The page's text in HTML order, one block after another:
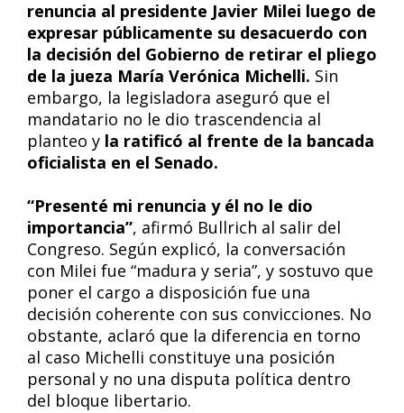
renuncia al presidente Javier Milei luego de
expresar públicamente su desacuerdo con
la decisión del Gobierno de retirar el pliego
de la jueza María Verónica Michelli. Sin
embargo, la legisladora aseguró que el
mandatario no le dio trascendencia al
planteo y la ratificó al frente de la bancada
oficialista en el Senado.
“Presenté mi renuncia y él no le dio
importancia”, afirmó Bullrich al salir del
Congreso. Según explicó, la conversación
con Milei fue “madura y seria”, y sostuvo que
poner el cargo a disposición fue una
decisión coherente con sus convicciones. No
obstante, aclaró que la diferencia en torno
al caso Michelli constituye una posición
personal y no una disputa política dentro
del bloque libertario.